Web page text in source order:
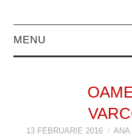
MENU
VIZIUNI ȘI
13 FEBRUARIE 2016 ANA